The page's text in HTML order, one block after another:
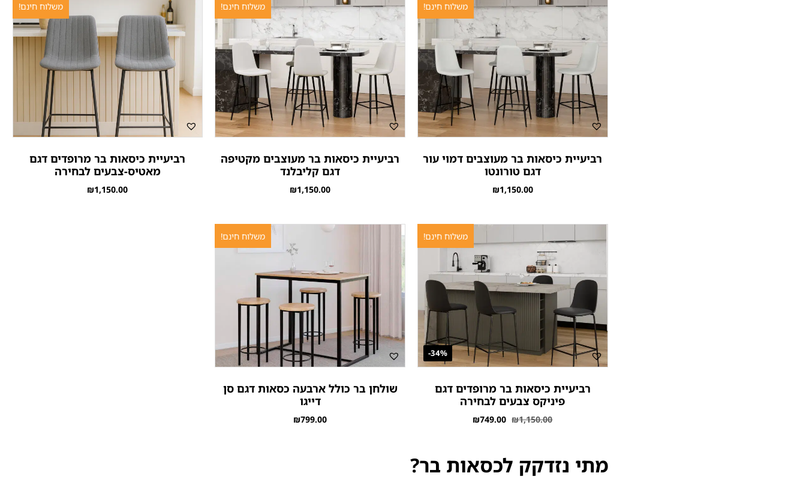
משלוח חינם!
רביעיית כיסאות בר מעוצבים דמוי עור
דגם טורונטו
₪1,150.00
משלוח חינם!
רביעיית כיסאות בר מעוצבים מקטיפה
דגם קליבלנד
₪1,150.00
משלוח חינם!
רביעיית כיסאות בר מרופדים דגם
מאטיס-צבעים לבחירה
₪1,150.00
משלוח חינם!
34%-
רביעיית כיסאות בר מרופדים דגם
פיניקס צבעים לבחירה
₪1,150.00
₪749.00
משלוח חינם!
שולחן בר כולל ארבעה כסאות דגם סן
דייגו
₪799.00
מתי נזדקק לכסאות בר?